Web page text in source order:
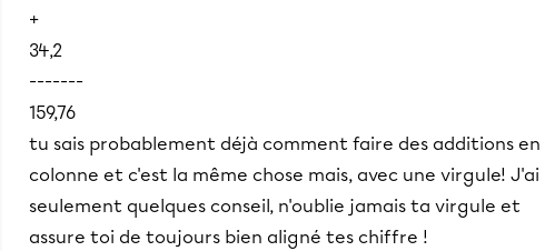
+
34,2
-------
159,76
tu sais probablement déjà comment faire des additions en
colonne et c'est la même chose mais, avec une virgule! J'ai
seulement quelques conseil, n'oublie jamais ta virgule et
assure toi de toujours bien aligné tes chiffre !